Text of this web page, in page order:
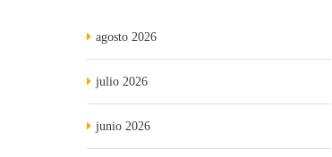
agosto 2026
julio 2026
junio 2026